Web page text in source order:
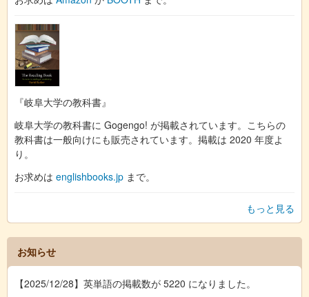
『岐阜大学の教科書』
岐阜大学の教科書に Gogengo! が掲載されています。こちらの
教科書は一般向けにも販売されています。掲載は 2020 年度よ
り。
お求めは englishbooks.jp まで。
もっと見る
お知らせ
【2025/12/28】英単語の掲載数が 5220 になりました。